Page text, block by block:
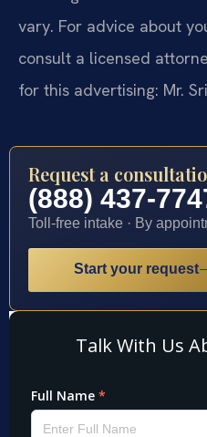
vary. For advice about
consult a licensed
for this advertising: Mr.
Request a
(888) 437-
Toll-free intake · By
Start your request